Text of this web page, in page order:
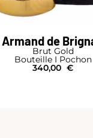
Armand de
Brut Gold
Bouteille I Pochon
340,00 €